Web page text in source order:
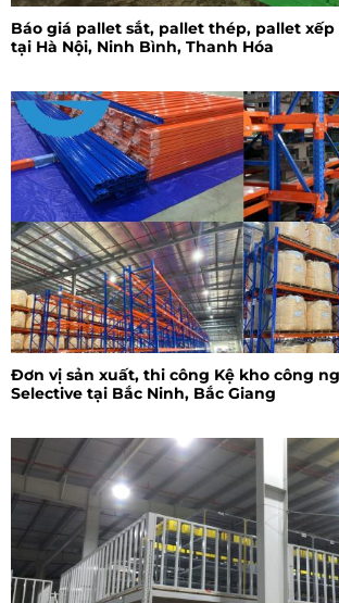
Báo giá pallet sắt, pallet thép, pallet
tại Hà Nội, Ninh Bình, Thanh Hóa
Đơn vị sản xuất, thi công Kệ kho công
Selective tại Bắc Ninh, Bắc Giang